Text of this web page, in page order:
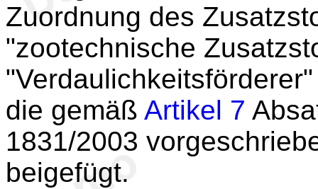
Zuordnung des
"zootechnische
die gemäß Artikel 7
1831/2003
beigefügt.